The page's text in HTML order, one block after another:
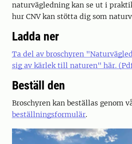
naturvägledning kan se ut i
hur CNV kan stötta dig som
Ladda ner
Ta del av broschyren
sig av kärlek till naturen" här.
Beställ den
Broschyren kan beställas genom
beställningsformulär.